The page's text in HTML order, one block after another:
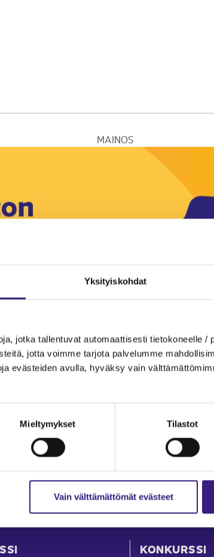
Yksityiskohdat
jotka tallentuvat automaattisesti tietokoneelle /
jotta voimme tarjota palvelumme
evästeiden avulla, hyväksy vain
Mieltymykset Tilastot
Vain välttämättömät evästeet
MAINOS
KONKURSSI